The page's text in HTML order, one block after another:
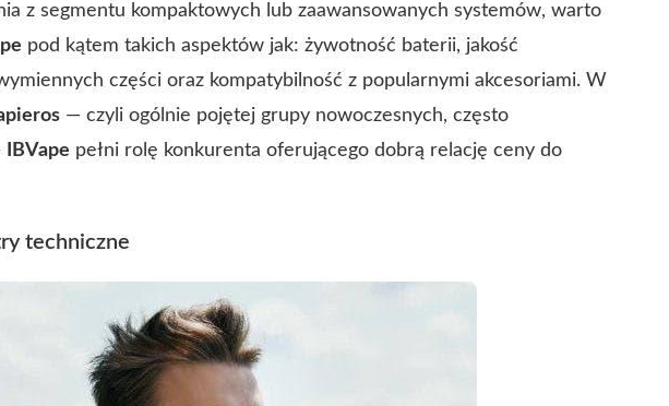
z segmentu kompaktowych lub zaawansowanych systemów, warto
pod kątem takich aspektów jak: żywotność baterii, jakość
części oraz kompatybilność z popularnymi akcesoriami. W
— czyli ogólnie pojętej grupy nowoczesnych, często
IBVape pełni rolę konkurenta oferującego dobrą relację ceny do
techniczne